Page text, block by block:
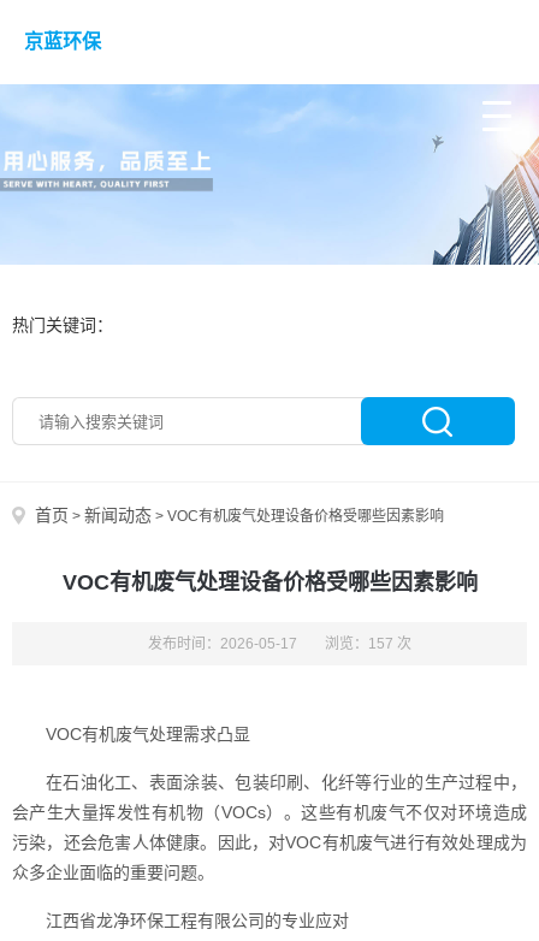
京蓝环保
热门关键词：
首页 > 新闻动态 > VOC有机废气处理设备价格受哪些因素影响
VOC有机废气处理设备价格受哪些因素影响
发布时间：2026-05-17 浏览：157 次
VOC有机废气处理需求凸显
在石油化工、表面涂装、包装印刷、化纤等行业的生产过程中，
会产生大量挥发性有机物（VOCs）。这些有机废气不仅对环境造成
污染，还会危害人体健康。因此，对VOC有机废气进行有效处理成为
众多企业面临的重要问题。
江西省龙净环保工程有限公司的专业应对